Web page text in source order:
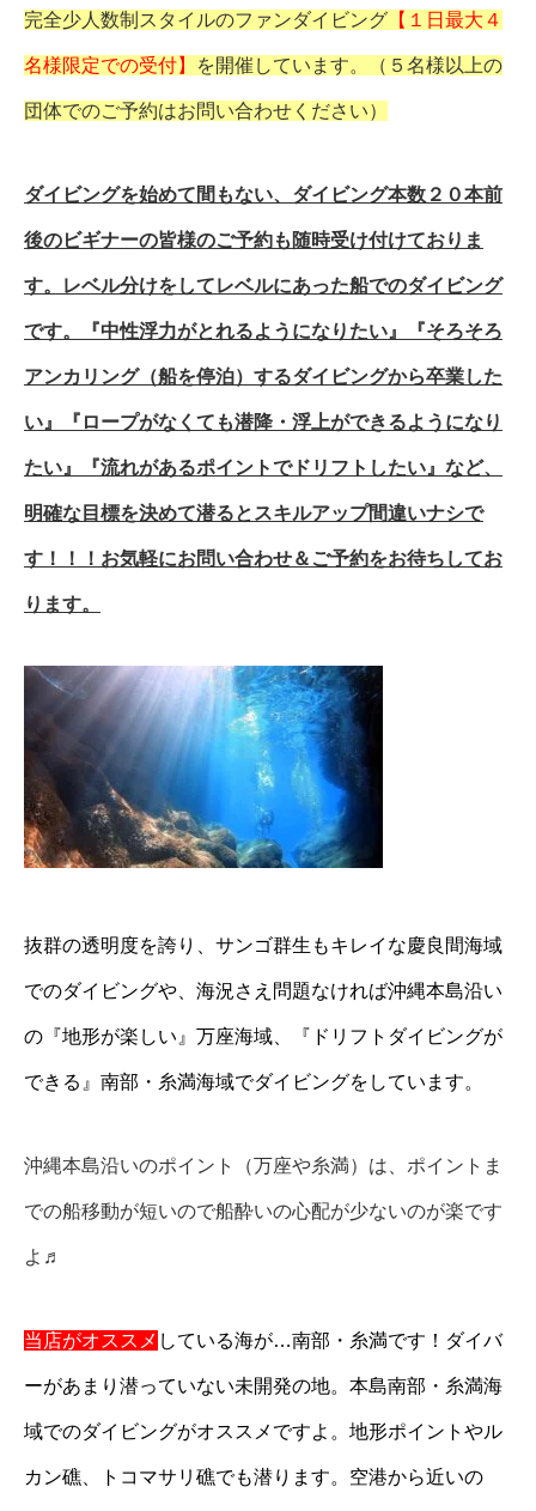
完全少人数制スタイルのファンダイビング 【１日最大４
名様限定での受付】 を開催しています。（５名様以上の
団体でのご予約はお問い合わせください）
ダイビングを始めて間もない、ダイビング本数２０本前
後のビギナーの皆様のご予約も随時受け付けておりま
す。レベル分けをしてレベルにあった船でのダイビング
です。『中性浮力がとれるようになりたい』『そろそろ
アンカリング（船を停泊）するダイビングから卒業した
い』『ロープがなくても潜降・浮上ができるようになり
たい』『流れがあるポイントでドリフトしたい』など、
明確な目標を決めて潜るとスキルアップ間違いナシで
す！！！お気軽にお問い合わせ＆ご予約をお待ちしてお
ります。
抜群の透明度を誇り、サンゴ群生もキレイな慶良間海域
でのダイビングや、 海況さえ問題なければ沖縄本島沿い
の『地形が楽しい』万座海域、 『ドリフトダイビングが
できる』南部・糸満海域でダイビングをしています。
沖縄本島沿いのポイント（万座や糸満）は、ポイントま
での船移動が短いので船酔いの心配が少ないのが楽です
よ♬
当店がオススメ している海が…南部・糸満です！ ダイバ
ーがあまり潜っていない未開発の地。 本島南部・糸満海
域でのダイビングがオススメですよ。 地形ポイントやル
カン礁、トコマサリ礁でも潜ります。 空港から近いの